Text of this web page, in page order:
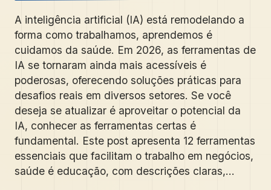
A inteligência artificial (IA) está remodelando a
forma como trabalhamos, aprendemos é
cuidamos da saúde. Em 2026, as ferramentas de
IA se tornaram ainda mais acessíveis é
poderosas, oferecendo soluções práticas para
desafios reais em diversos setores. Se você
deseja se atualizar é aproveitar o potencial da
IA, conhecer as ferramentas certas é
fundamental. Este post apresenta 12 ferramentas
essenciais que facilitam o trabalho em negócios,
saúde é educação, com descrições claras,...